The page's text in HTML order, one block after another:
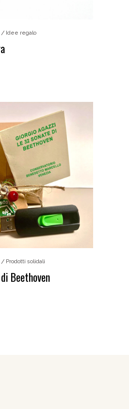
Idee regalo
Prodotti solidali
Beethoven